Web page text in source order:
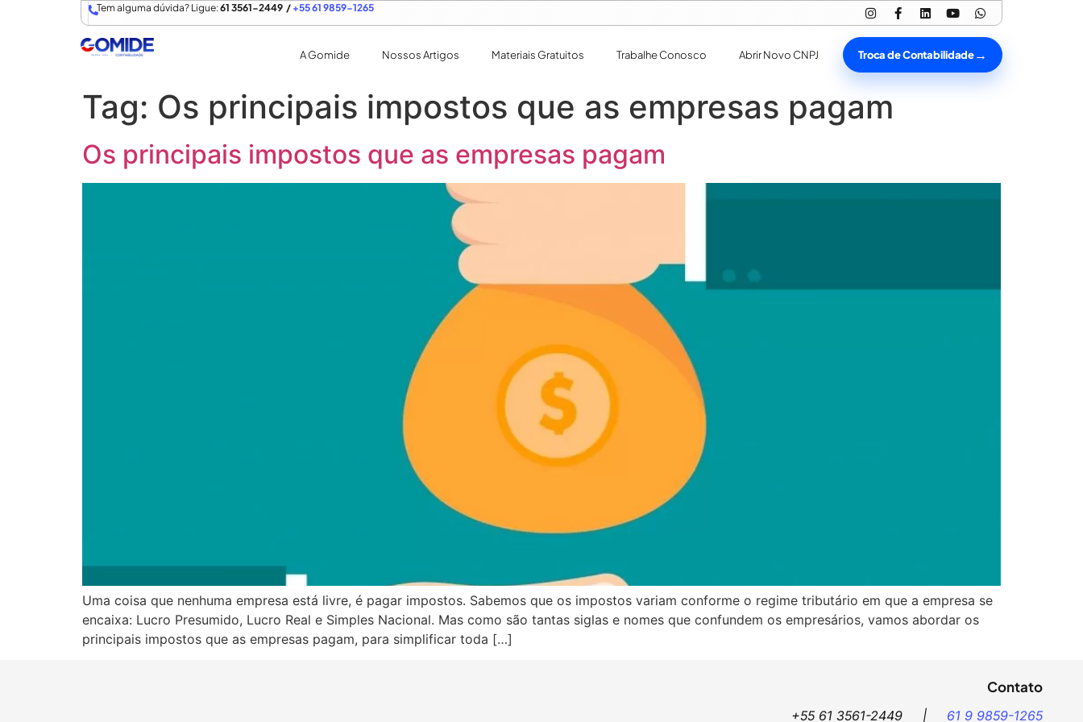
Tem alguma dúvida? Ligue:61 3561-2449 / +55 61 9859-1265
A Gomide Nossos Artigos Materiais Gratuitos Trabalhe Conosco Abrir Novo CNPJ Troca de Contabilidade
Tag: Os principais impostos que as empresas pagam
Os principais impostos que as empresas pagam
Uma coisa que nenhuma empresa está livre, é pagar impostos. Sabemos que os impostos variam conforme o regime tributário em que a empresa se
encaixa: Lucro Presumido, Lucro Real e Simples Nacional. Mas como são tantas siglas e nomes que confundem os empresários, vamos abordar os
principais impostos que as empresas pagam, para simplificar toda […]
Contato
+55 61 3561-2449 | 61 9 9859-1265